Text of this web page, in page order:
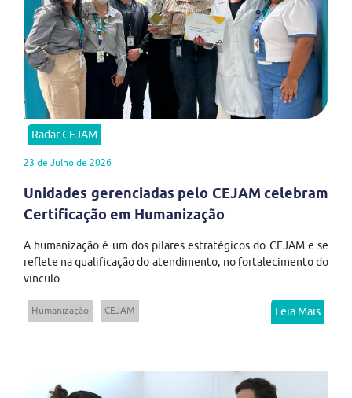
Radar CEJAM
23 de Julho de 2026
Unidades gerenciadas pelo CEJAM celebram
Certificação em Humanização
A humanização é um dos pilares estratégicos do CEJAM e se
reflete na qualificação do atendimento, no fortalecimento do
vínculo...
Humanização CEJAM Leia Mais